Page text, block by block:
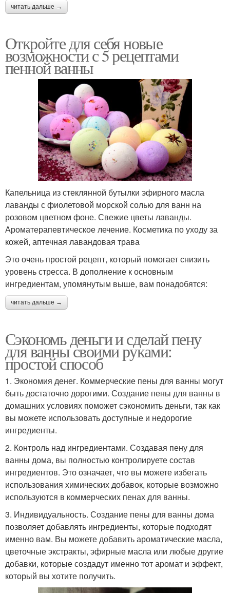
читать дальше →
Откройте для себя новые
возможности с 5 рецептами
пенной ванны
Капельница из стеклянной бутылки эфирного масла
лаванды с фиолетовой морской солью для ванн на
розовом цветном фоне. Свежие цветы лаванды.
Ароматерапевтическое лечение. Косметика по уходу за
кожей, аптечная лавандовая трава
Это очень простой рецепт, который помогает снизить
уровень стресса. В дополнение к основным
ингредиентам, упомянутым выше, вам понадобятся:
читать дальше →
Сэкономь деньги и сделай пену
для ванны своими руками:
простой способ
1. Экономия денег. Коммерческие пены для ванны могут
быть достаточно дорогими. Создание пены для ванны в
домашних условиях поможет сэкономить деньги, так как
вы можете использовать доступные и недорогие
ингредиенты.
2. Контроль над ингредиентами. Создавая пену для
ванны дома, вы полностью контролируете состав
ингредиентов. Это означает, что вы можете избегать
использования химических добавок, которые возможно
используются в коммерческих пенах для ванны.
3. Индивидуальность. Создание пены для ванны дома
позволяет добавлять ингредиенты, которые подходят
именно вам. Вы можете добавить ароматические масла,
цветочные экстракты, эфирные масла или любые другие
добавки, которые создадут именно тот аромат и эффект,
который вы хотите получить.